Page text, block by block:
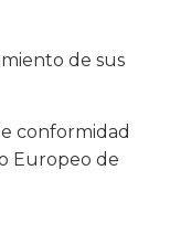
de sus
conformidad
Europeo de